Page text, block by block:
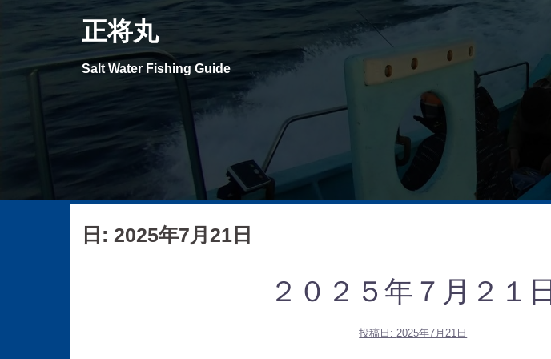
ッ
正将丸
Salt Water Fishing Guide
日: 2025年7月21日
２０２５年７月２１日
投稿日:2025年7月21日